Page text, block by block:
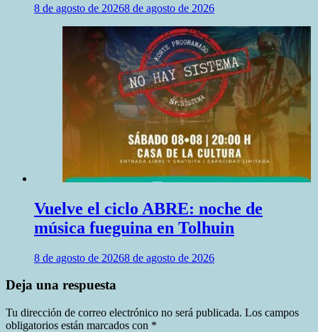
8 de agosto de 20268 de agosto de 2026
Vuelve el ciclo ABRE: noche de
música fueguina en Tolhuin
8 de agosto de 20268 de agosto de 2026
Deja una respuesta
Tu dirección de correo electrónico no será publicada. Los campos
obligatorios están marcados con *